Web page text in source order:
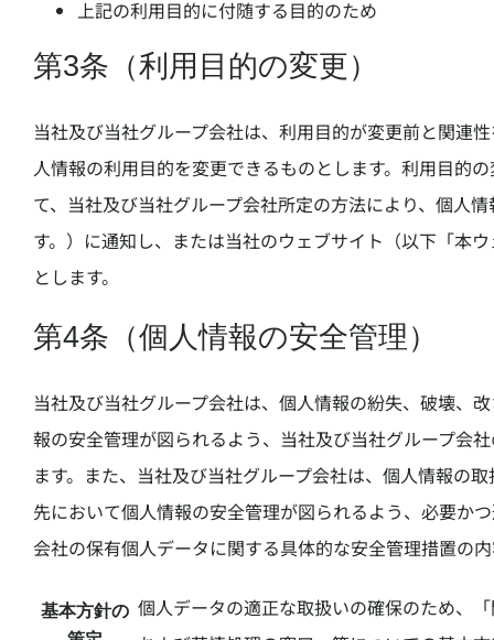
上記の利用目的に付随する目的のため
第3条（利用目的の変更）
当社及び当社グループ会社は、利用目的が変更前と関連
人情報の利用目的を変更できるものとします。利用目的
て、当社及び当社グループ会社所定の方法により、個人
す。）に通知し、または当社のウェブサイト（以下「本
とします。
第4条（個人情報の安全管理）
当社及び当社グループ会社は、個人情報の紛失、破壊、
報の安全管理が図られるよう、当社及び当社グループ会
ます。また、当社及び当社グループ会社は、個人情報の
先において個人情報の安全管理が図られるよう、必要か
会社の保有個人データに関する具体的な安全管理措置の
基本方針の 個人データの適正な取扱いの確保のため、